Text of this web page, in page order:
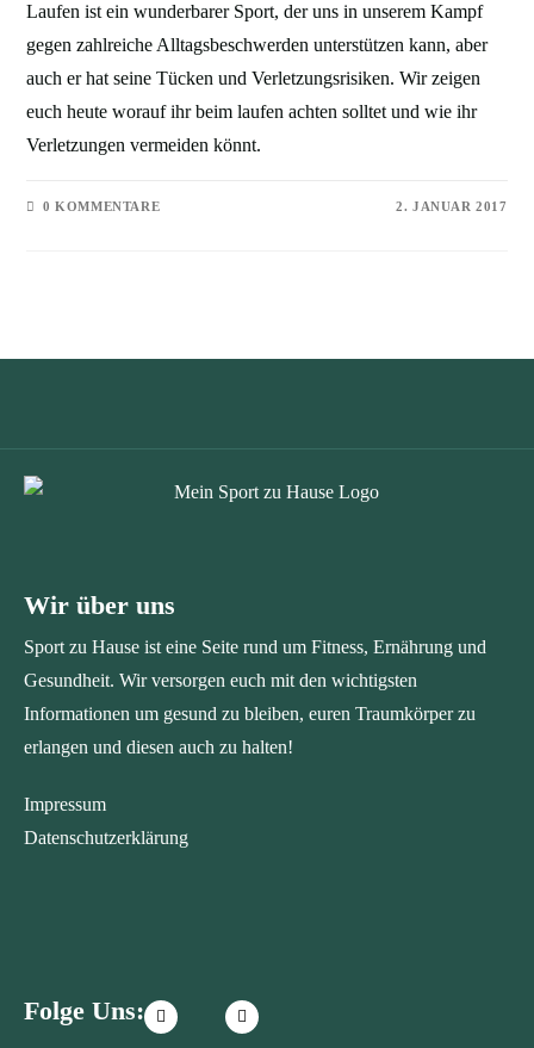
Laufen ist ein wunderbarer Sport, der uns in unserem Kampf
gegen zahlreiche Alltagsbeschwerden unterstützen kann, aber
auch er hat seine Tücken und Verletzungsrisiken. Wir zeigen
euch heute worauf ihr beim laufen achten solltet und wie ihr
Verletzungen vermeiden könnt.
0 KOMMENTARE 2. JANUAR 2017
Wir über uns
Sport zu Hause ist eine Seite rund um Fitness, Ernährung und
Gesundheit. Wir versorgen euch mit den wichtigsten
Informationen um gesund zu bleiben, euren Traumkörper zu
erlangen und diesen auch zu halten!
Impressum
Datenschutzerklärung
Folge Uns: